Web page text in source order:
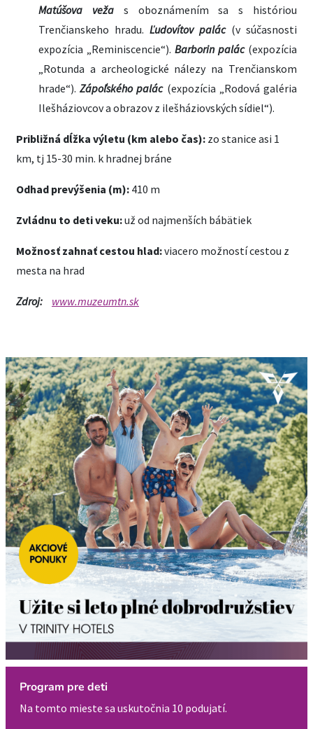
Matúšova vežas oboznámením sa s históriou
Trenčianskeho hradu. Ľudovítov palác(v súčasnosti
expozícia „Reminiscencie“). Barborin palác(expozícia
„Rotunda a archeologické nálezy na Trenčianskom
hrade“).Zápoľského palác(expozícia „Rodová galéria
Ilešháziovcov a obrazov z ilešháziovských sídiel“).
Približná dĺžka výletu (km alebo čas): zo stanice asi 1
km, tj 15-30 min. k hradnej bráne
Odhad prevýšenia (m): 410 m
Zvládnu to deti veku:už od najmenších bábätiek
Možnosť zahnať cestou hlad:viacero možností cestou z
mesta na hrad
Zdroj: www.muzeumtn.sk
Program pre deti
Na tomto mieste sa uskutočnia 10 podujatí.